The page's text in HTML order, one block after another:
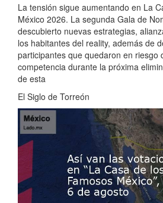
La tensión sigue aumentando en La
México 2026. La segunda Gala de
descubierto nuevas estrategias,
los habitantes del reality, además de
participantes que quedaron en riesgo
competencia durante la próxima
de esta
El Siglo de Torreón